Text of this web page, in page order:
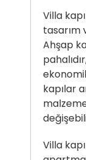
Villa
tasarım
Ahşap
kapılar
Villa